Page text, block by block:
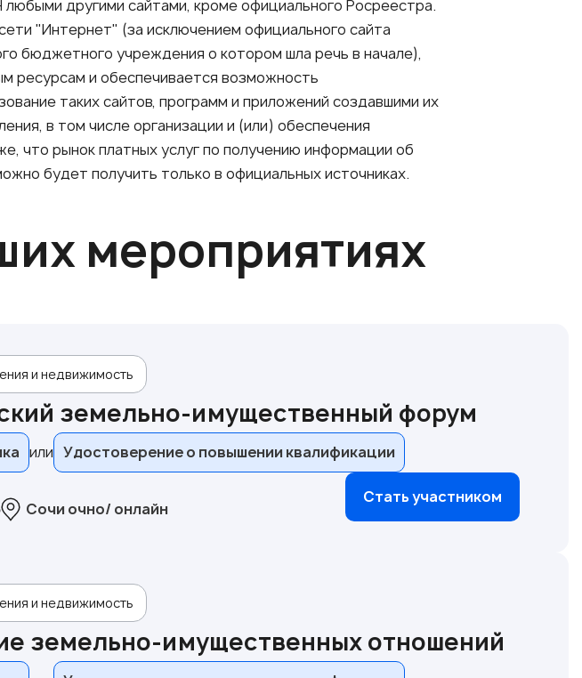
другими сайтами, кроме официального Росреестра.
"Интернет" (за исключением официального сайта
бюджетного учреждения о котором шла речь в начале),
ресурсам и обеспечивается возможность
таких сайтов, программ и приложений создавшими их
в том числе организации и (или) обеспечения
что рынок платных услуг по получению информации об
будет получить только в официальных источниках.
мероприятиях
и недвижимость
земельно-имущественный форум
Удостоверение о повышении квалификации
Сочи очно/ онлайн
Стать участником
и недвижимость
земельно-имущественных отношений